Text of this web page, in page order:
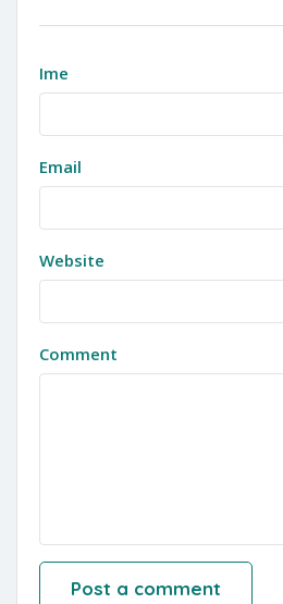
Ime
Email
Website
Comment